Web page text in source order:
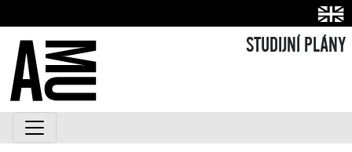
STUDIJNÍ PLÁNY